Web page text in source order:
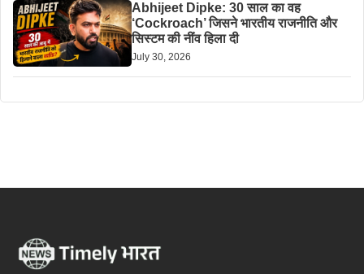
Abhijeet Dipke: 30 साल का वह
‘Cockroach’ जिसने भारतीय राजनीति और
सिस्टम की नींव हिला दी
July 30, 2026